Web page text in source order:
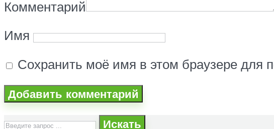
Комментарий
Имя
Сохранить моё имя в этом браузере для
Искать